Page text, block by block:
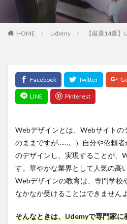
HOME Udemy 【厳選14選
Webデザインとは、Webサイトの
のままですが……。）自分や依頼者
のデザインし、実現することが、
す。華やかな業界として人気の高
Webデザインの教育は、専門学校
なかなか受けることはできませんよ
そんなときは、Udemyで専門家に